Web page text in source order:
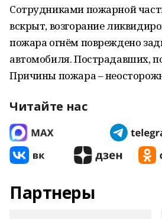
Сотрудниками пожарной
вскрыт, возгорание
пожара огнём повреждено
автомобиля. Пострадавших,
Причины пожара –
Читайте нас
Партнеры